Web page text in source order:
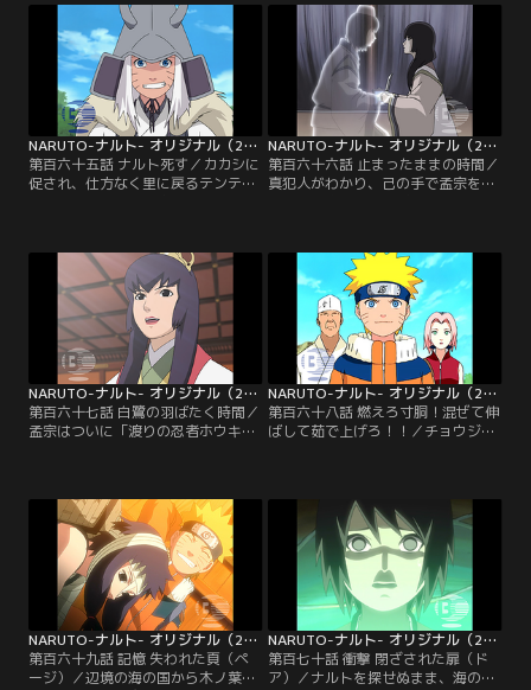
るために現大名のサギに会おうとす
る。だが、サギは正体不明の忍者に
襲われ、現場には紅明の手裏剣が残
っていた。そんな折、ナルトたちは
呪い武者と密会している紅明を目撃
する…。【提供：バンダイチャンネ
任務が終了し、「他国事情に首を突
っ込むべきではない」と諭すネジだ
が、ナルトは納得いくまで謎を探る
ことにした。紅明と呪い武者の密会
していた寺でナルトが見たものと
は…。【提供：バンダイチャンネ
NARUTO-ナルト- オリジナル（2） 陰謀編 第165話
第百六十五話 ナルト死す／カカシに
促され、仕方なく里に戻るテンテン
ネジたちとともに一芝居打つ。果た
して謎の忍の正体とは？一方、鳥の
国では罪人となった紅明が処刑され
ようとしていた。しかし突如現れた
呪い武者が紅明を攫っていった…！
【提供：バンダイチャンネル】
NARUTO-ナルト- オリジナル（2） 陰謀編 第166話
第百六十六話 止まったままの時間／
真犯人がわかり、己の手で孟宗を討
復讐は心を闇に落とす」という紅明
の言葉もナルトの制止もサギの心に
は届かない。皆を足止めし、孟宗の
元へ急ぐサギの胸には壊れた懐中時
計にまつわる悲しい秘密が蘇りつつ
あった…。【提供：バンダイチャン
ネル】
NARUTO-ナルト- オリジナル（2） 陰謀編 第167話
第百六十七話 白鷺の羽ばたく時間／
孟宗はついに「渡りの忍者ホウキ」
マ。ホウキの多様な攻撃に追い詰め
られるナルト。そして鳥の国の後継
者であり、死んだ兄のサギになりす
ましていたトキに無情な刃が迫った
瞬間、ナルトは漆黒の闇の中である
声を聞く…。【提供：バンダイチャ
ンネル】
NARUTO-ナルト- オリジナル（2） 陰謀編 第168話
第百六十八話 燃えろ寸胴！混ぜて伸
ばして茹で上げろ！！／チョウジと
札にガッカリ。実はテウチの持つ幻
のメニュー欲しさに料理忍者が看板
娘のアヤメを攫ってしまったのだ！
ナルト、チョウジ、サクラはアヤメ
を取り戻すため、テウチとともに料
忍との料理勝負に参戦する。【提
供：バンダイチャンネル】
NARUTO-ナルト- オリジナル（2） 陰謀編 第169話
第百六十九話 記憶 失われた頁（ペ
ージ）／辺境の海の国から木ノ葉に
NARUTO-ナルト- オリジナル（2） 陰謀編 第170話
第百七十話 衝撃 閉ざされた扉（ド
ア）／ナルトを探せぬまま、海の国